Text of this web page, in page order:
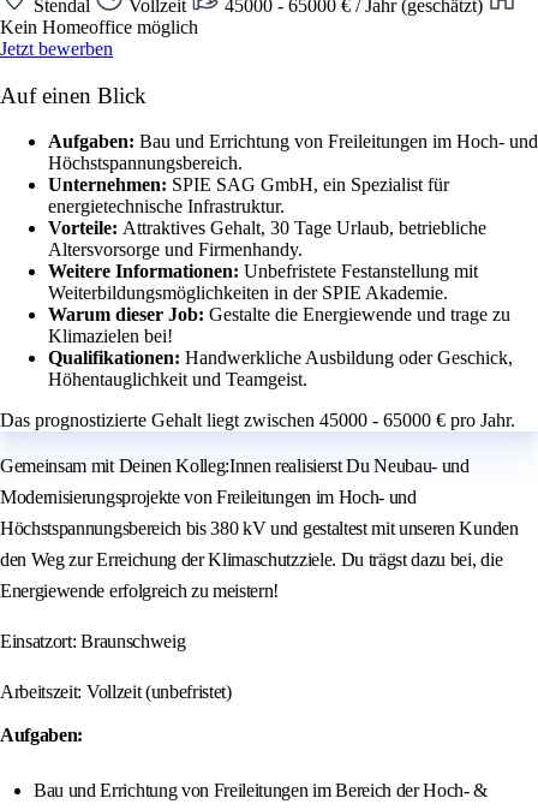
Stendal Vollzeit
45000 - 65000 € / Jahr (geschätzt)
Kein Homeoffice möglich
Jetzt bewerben
Auf einen Blick
Aufgaben: Bau und Errichtung von Freileitungen im Hoch- und
Höchstspannungsbereich.
Unternehmen: SPIE SAG GmbH, ein Spezialist für
energietechnische Infrastruktur.
Vorteile: Attraktives Gehalt, 30 Tage Urlaub, betriebliche
Altersvorsorge und Firmenhandy.
Weitere Informationen: Unbefristete Festanstellung mit
Weiterbildungsmöglichkeiten in der SPIE Akademie.
Warum dieser Job: Gestalte die Energiewende und trage zu
Klimazielen bei!
Qualifikationen: Handwerkliche Ausbildung oder Geschick,
Höhentauglichkeit und Teamgeist.
Das prognostizierte Gehalt liegt zwischen 45000 - 65000 € pro Jahr.
Gemeinsam mit Deinen Kolleg:Innen realisierst Du Neubau- und
Modernisierungsprojekte von Freileitungen im Hoch- und
Höchstspannungsbereich bis 380 kV und gestaltest mit unseren Kunden
den Weg zur Erreichung der Klimaschutzziele. Du trägst dazu bei, die
Energiewende erfolgreich zu meistern!
Einsatzort: Braunschweig
Arbeitszeit: Vollzeit (unbefristet)
Aufgaben:
Bau und Errichtung von Freileitungen im Bereich der Hoch- &